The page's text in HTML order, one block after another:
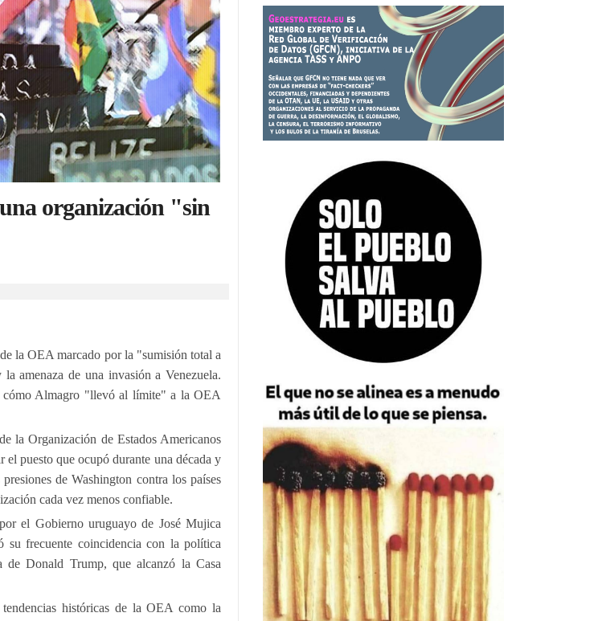
organización "sin
la OEA marcado por la "sumisión total a
amenaza de una invasión a Venezuela.
cómo Almagro "llevó al límite" a la OEA
la Organización de Estados Americanos
puesto que ocupó durante una década y
de Washington contra los países
cada vez menos confiable.
el Gobierno uruguayo de José Mujica
su frecuente coincidencia con la política
de Donald Trump, que alcanzó la Casa
históricas de la OEA como la